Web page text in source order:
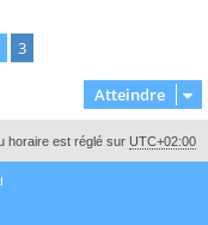
3
Atteindre
horaire est réglé sur UTC+02:00